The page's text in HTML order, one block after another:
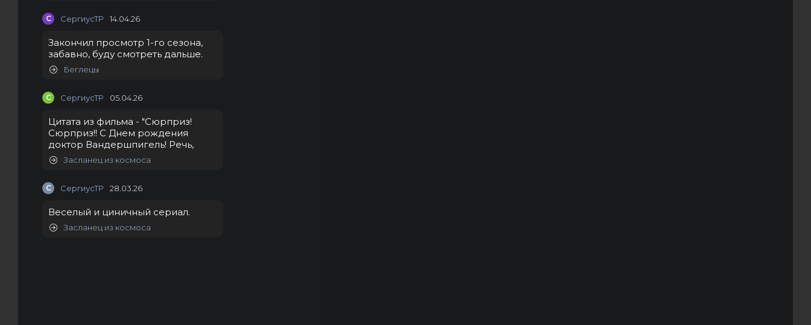
С СергиусТР 14.04.26
Закончил просмотр 1-го сезона,
забавно, буду смотреть дальше.
Беглецы
С СергиусТР 05.04.26
Цитата из фильма - "Сюрприз!
Сюрприз!! С Днем рождения
доктор Вандершпигель! Речь,
Засланец из космоса
С СергиусТР 28.03.26
Веселый и циничный сериал.
Засланец из космоса